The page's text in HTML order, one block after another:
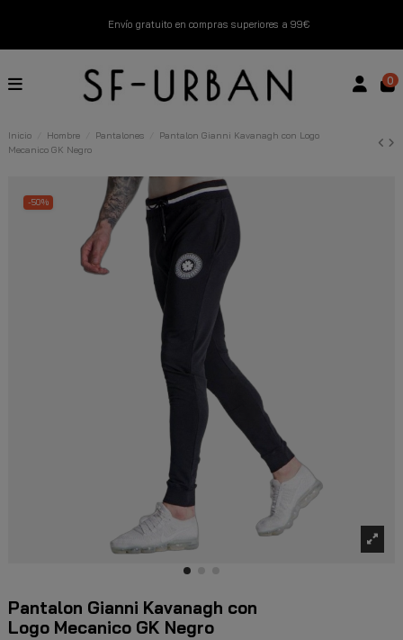
Envío gratuito en compras superiores a 99€
Nuevos productos disponibles esta semana
0
Inicio Hombre Pantalones
Pantalon Gianni Kavanagh con Logo
Mecanico GK Negro
-50%
Pantalon Gianni Kavanagh con
Logo Mecanico GK Negro